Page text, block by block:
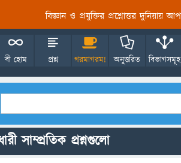
বিজ্ঞান ও প্রযুক্তির প্রশ্নোত্তর দুনিয়ায়
বী হোম প্রশ্ন গরমাগরম! অনুত্তরিত বিভাগসমূহ
সাম্প্রতিক প্রশ্নগুলো